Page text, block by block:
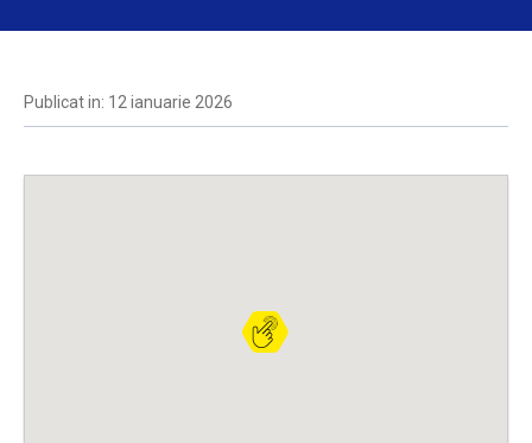
Publicat in: 12 ianuarie 2026